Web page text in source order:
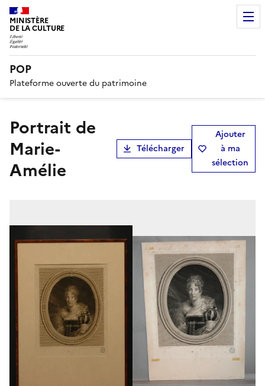
MINISTÈRE
DE LA CULTURE
POP
Plateforme ouverte du patrimoine
Portrait de
Marie-
Amélie
Télécharger
Ajouter
à ma
sélection